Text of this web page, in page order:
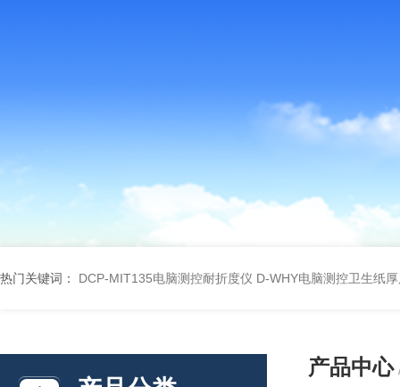
热门关键词： DCP-MIT135电脑测控耐折度仪 D-WHY电脑测控卫生纸
产品中心